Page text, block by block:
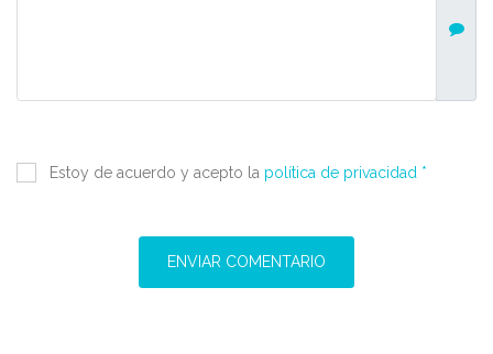
Estoy de acuerdo y acepto la política de privacidad *
ENVIAR COMENTARIO